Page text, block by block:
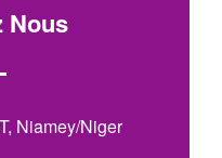
Nous
Niamey/Niger